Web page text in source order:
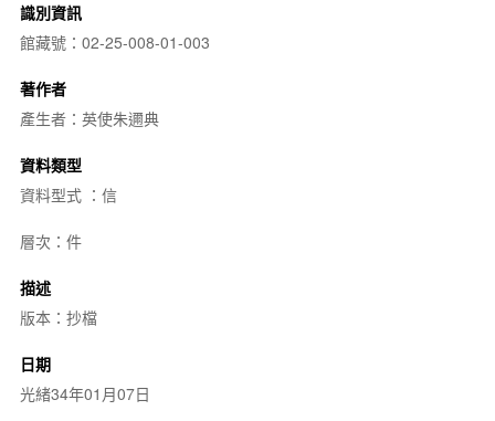
識別資訊
館藏號：02-25-008-01-003
著作者
產生者：英使朱邇典
資料類型
資料型式 ：信
層次：件
描述
版本：抄檔
日期
光緒34年01月07日